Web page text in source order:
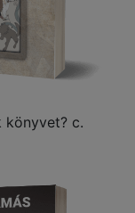
könyvet? c.